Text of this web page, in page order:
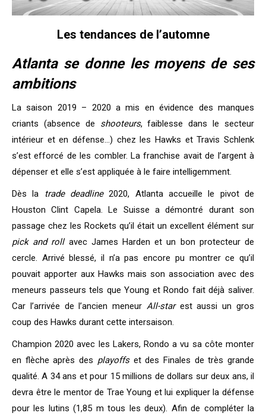
Les tendances de l’automne
Atlanta se donne les moyens de ses
ambitions
La saison 2019 – 2020 a mis en évidence des manques
criants (absence de shooteurs, faiblesse dans le secteur
intérieur et en défense…) chez les Hawks et Travis Schlenk
s’est efforcé de les combler. La franchise avait de l’argent à
dépenser et elle s’est appliquée à le faire intelligemment.
Dès la trade deadline2020, Atlanta accueille le pivot de
Houston Clint Capela. Le Suisse a démontré durant son
passage chez les Rockets qu’il était un excellent élément sur
pick and rollavec James Harden et un bon protecteur de
cercle. Arrivé blessé, il n’a pas encore pu montrer ce qu’il
pouvait apporter aux Hawks mais son association avec des
meneurs passeurs tels que Young et Rondo fait déjà saliver.
Car l’arrivée de l’ancien meneur All-starest aussi un gros
coup des Hawks durant cette intersaison.
Champion 2020 avec les Lakers, Rondo a vu sa côte monter
en flèche après des playoffset des Finales de très grande
qualité. A 34 ans et pour 15 millions de dollars sur deux ans, il
devra être le mentor de Trae Young et lui expliquer la défense
pour les lutins (1,85 m tous les deux). Afin de compléter la